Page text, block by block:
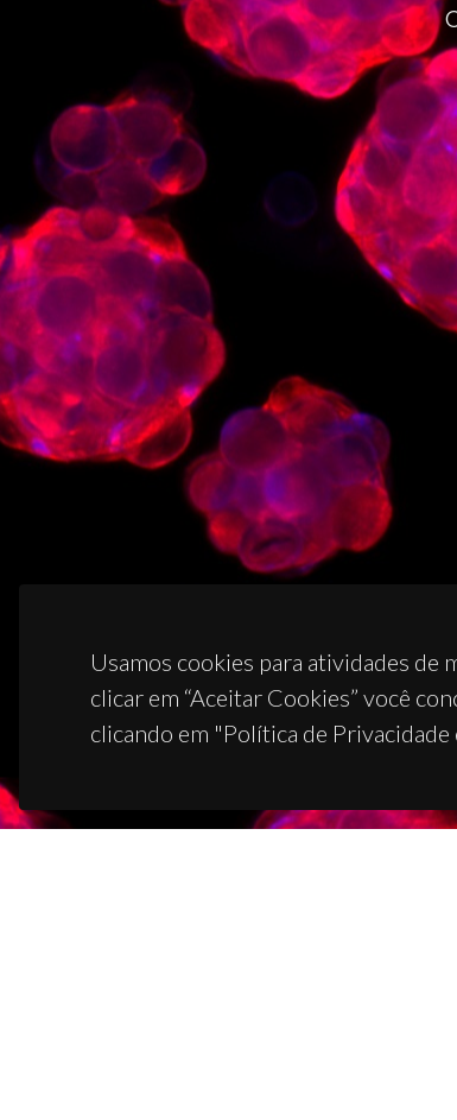
Usamos cookies para atividades de
clicar em “Aceitar Cookies” você
clicando em "Política de Privacidade